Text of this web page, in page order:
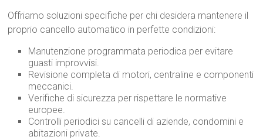
Offriamo soluzioni specifiche per chi desidera mantenere il
proprio cancello automatico in perfette condizioni:
Manutenzione programmata periodica per evitare
guasti improvvisi.
Revisione completa di motori, centraline e componenti
meccanici.
Verifiche di sicurezza per rispettare le normative
europee.
Controlli periodici su cancelli di aziende, condomini e
abitazioni private.